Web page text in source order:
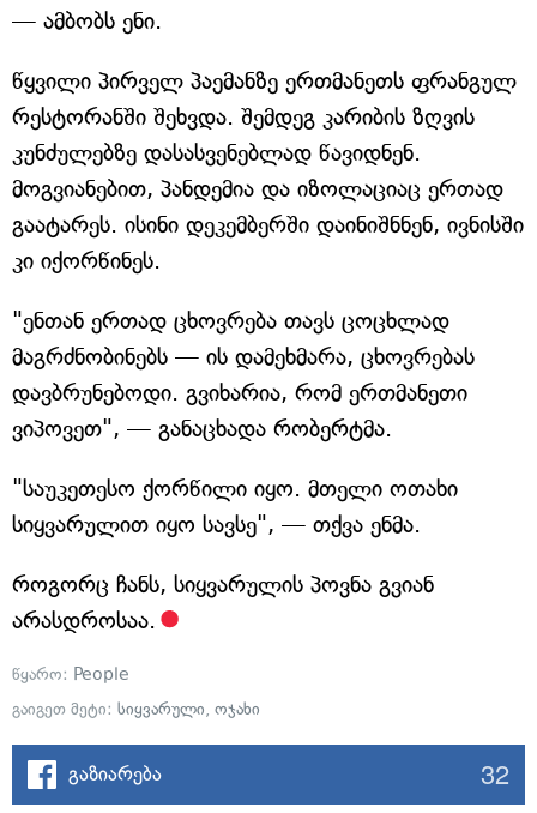
— ამბობს ენი.
წყვილი პირველ პაემანზე ერთმანეთს ფრანგულ
რესტორანში შეხვდა. შემდეგ კარიბის ზღვის
კუნძულებზე დასასვენებლად წავიდნენ.
მოგვიანებით, პანდემია და იზოლაციაც ერთად
გაატარეს. ისინი დეკემბერში დაინიშნნენ, ივნისში
კი იქორწინეს.
"ენთან ერთად ცხოვრება თავს ცოცხლად
მაგრძნობინებს — ის დამეხმარა, ცხოვრებას
დავბრუნებოდი. გვიხარია, რომ ერთმანეთი
ვიპოვეთ", — განაცხადა რობერტმა.
"საუკეთესო ქორწილი იყო. მთელი ოთახი
სიყვარულით იყო სავსე", — თქვა ენმა.
როგორც ჩანს, სიყვარულის პოვნა გვიან
არასდროსაა.
წყარო: People
გაიგეთ მეტი: სიყვარული, ოჯახი
გაზიარება 32